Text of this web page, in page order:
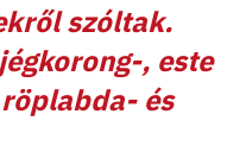
szóltak.
, este
és